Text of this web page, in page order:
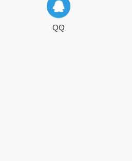
QQ